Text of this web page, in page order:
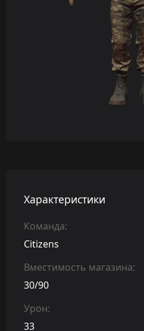
Характеристики
Команда:
Citizens
Вместимость магазина:
30/90
Урон:
33